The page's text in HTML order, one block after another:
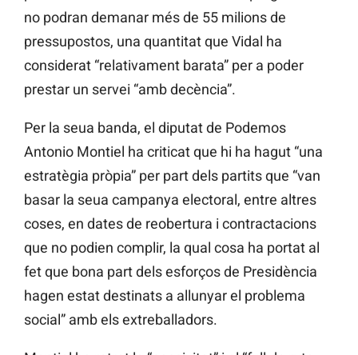
no podran demanar més de 55 milions de
pressupostos, una quantitat que Vidal ha
considerat “relativament barata” per a poder
prestar un servei “amb decència”.
Per la seua banda, el diputat de Podemos
Antonio Montiel ha criticat que hi ha hagut “una
estratègia pròpia” per part dels partits que “van
basar la seua campanya electoral, entre altres
coses, en dates de reobertura i contractacions
que no podien complir, la qual cosa ha portat al
fet que bona part dels esforços de Presidència
hagen estat destinats a allunyar el problema
social” amb els extreballadors.